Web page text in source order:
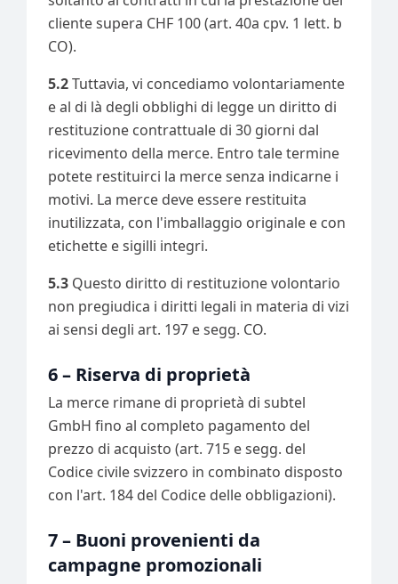
cliente supera CHF 100 (art. 40a cpv. 1 lett. b
CO).
5.2Tuttavia, vi concediamo volontariamente
e al di là degli obblighi di legge un diritto di
restituzione contrattuale di 30 giorni dal
ricevimento della merce. Entro tale termine
potete restituirci la merce senza indicarne i
motivi. La merce deve essere restituita
inutilizzata, con l'imballaggio originale e con
etichette e sigilli integri.
5.3 Questo diritto di restituzione volontario
non pregiudica i diritti legali in materia di vizi
ai sensi degli art. 197 e segg. CO.
6 – Riserva di proprietà
La merce rimane di proprietà di subtel
GmbH fino al completo pagamento del
prezzo di acquisto (art. 715 e segg. del
Codice civile svizzero in combinato disposto
con l'art. 184 del Codice delle obbligazioni).
7 – Buoni provenienti da
campagne promozionali